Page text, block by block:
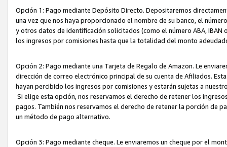
Opción 1: Pago mediante Depósito Directo. Depositaremos
una vez que nos haya proporcionado el nombre de su banco, el
y otros datos de identificación solicitados (como el número ABA,
los ingresos por comisiones hasta que la totalidad del monto
Opción 2: Pago mediante una Tarjeta de Regalo de Amazon. Le
dirección de correo electrónico principal de su cuenta de Afiliados.
hayan percibido los ingresos por comisiones y estarán sujetas a
Si elige esta opción, nos reservamos el derecho de retener los
pagos. También nos reservamos el derecho de retener la porción de
un método de pago alternativo.
Opción 3: Pago mediante cheque. Le enviaremos un cheque por el